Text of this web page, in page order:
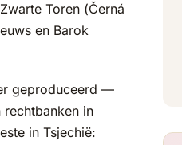
Toren (Černá
en Barok
geproduceerd —
rechtbanken in
in Tsjechië: